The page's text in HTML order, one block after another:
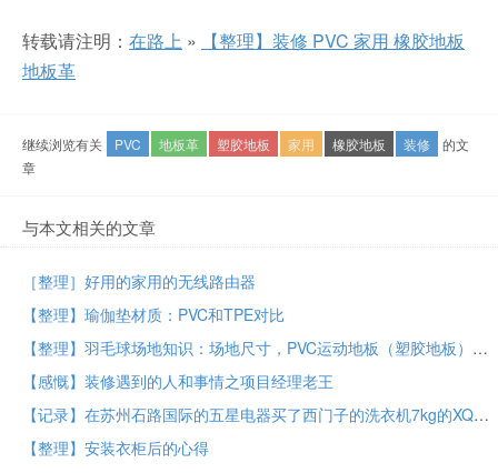
转载请注明： 在路上 »
【整理】装修 PVC 家用 橡胶地板
地板革
继续浏览有关 PVC 地板革 塑胶地板 家用 橡胶地板 装修
的文
章
与本文相关的文章
［整理］好用的家用的无线路由器
【整理】瑜伽垫材质：PVC和TPE对比
【整理】羽毛球场地知识：场地尺寸，PVC运动地板（塑胶地板）的尺寸和价格
【感慨】装修遇到的人和事情之项目经理老王
【记录】在苏州石路国际的五星电器买了西门子的洗衣机7kg的XQG70-WM12E2681W
【整理】安装衣柜后的心得